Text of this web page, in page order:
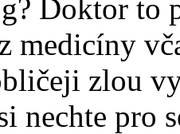
Doktor to
medicíny
zlou
nechte pro